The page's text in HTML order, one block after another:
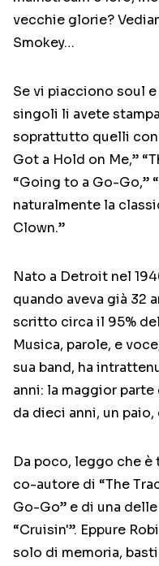
vecchie glorie?
Smokey…
Se vi piacciono soul
singoli li avete
soprattutto quelli con
Got a Hold on Me,”
“Going to a Go-Go,”
naturalmente la
Clown.”
Nato a Detroit nel
quando aveva già 32
scritto circa il 95%
Musica, parole, e
sua band, ha
anni: la maggior
da dieci anni, un
Da poco, leggo che è
co-autore di “The
Go-Go” e di una
“Cruisin'”. Eppure
solo di memoria,